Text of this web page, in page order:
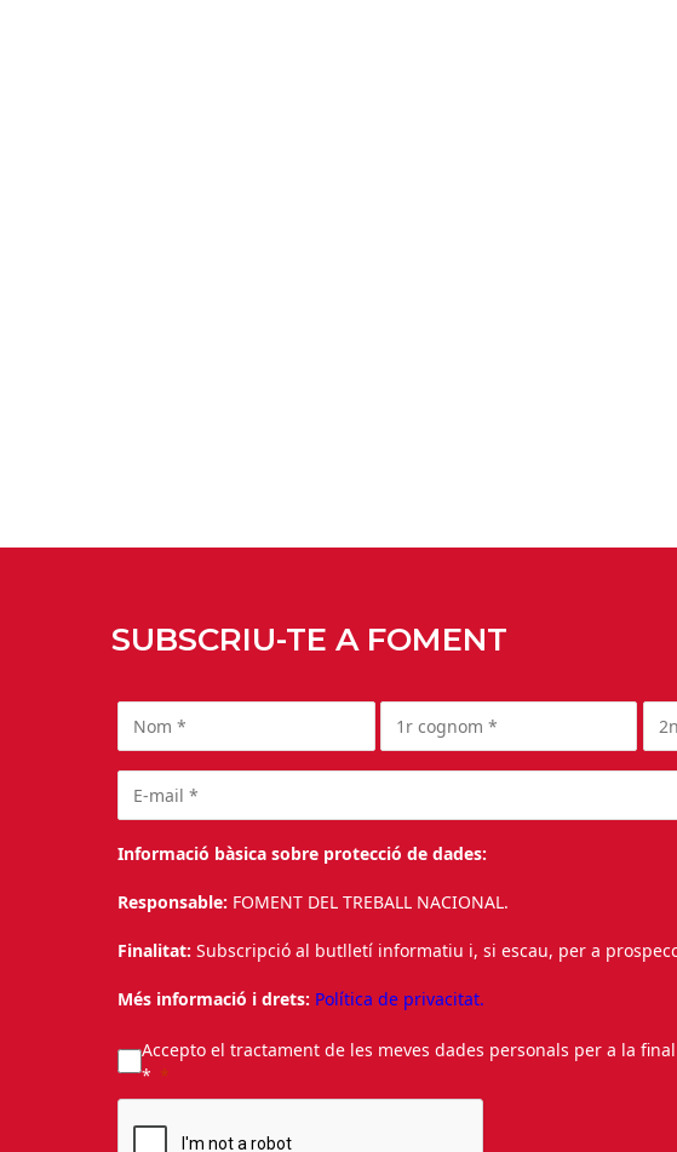
SUBSCRIU-TE A FOMENT
Informació bàsica sobre protecció de dades:
Responsable: FOMENT DEL TREBALL NACIONAL.
Finalitat: Subscripció al butlletí informatiu i, si escau, per a
Més informació i drets: Política de privacitat.
Accepto el tractament de les meves dades personals per a la
*